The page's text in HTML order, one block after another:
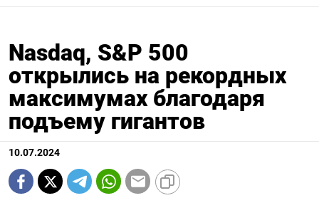
Nasdaq, S&P 500
открылись на рекордных
максимумах благодаря
подъему гигантов
10.07.2024